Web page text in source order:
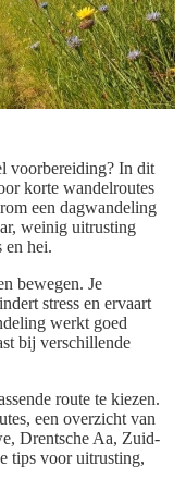
voorbereiding? In dit
korte wandelroutes
een dagwandeling
weinig uitrusting
en hei.
bewegen. Je
stress en ervaart
werkt goed
bij verschillende
route te kiezen.
een overzicht van
Drentsche Aa, Zuid-
tips voor uitrusting,